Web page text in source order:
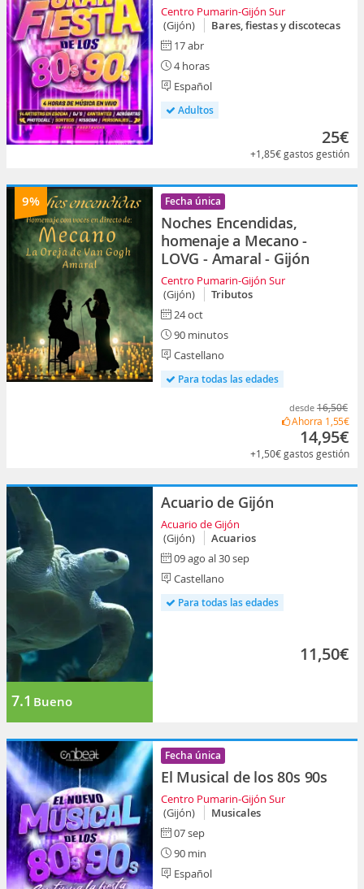
Centro Pumarin-Gijón Sur
(Gijón)
Bares, fiestas y discotecas
17 abr
4 horas
Español
Adultos
25€
+1,85€gastos gestión
9% Fecha única
Noches Encendidas,
homenaje a Mecano -
LOVG - Amaral - Gijón
Centro Pumarin-Gijón Sur
(Gijón)
Tributos
24 oct
90 minutos
Castellano
Para todas las edades
desde 16,50€
Ahorra 1,55€
14,95€
+1,50€gastos gestión
7.1 Bueno
Acuario de Gijón
Acuario de Gijón
(Gijón)
Acuarios
09 ago al 30 sep
Castellano
Para todas las edades
11,50€
Fecha única
El Musical de los 80s 90s
Centro Pumarin-Gijón Sur
(Gijón)
Musicales
07 sep
90 min
Español